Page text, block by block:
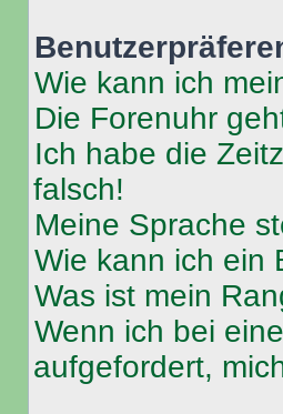
Wie kann ich
Die Forenuhr
Ich habe die
falsch!
Meine Sprache
Wie kann ich ein
Was ist mein
Wenn ich bei
aufgefordert,